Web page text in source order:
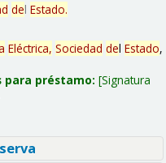
del Estado.
Eléctrica, Sociedad del Estado,
para préstamo: Signatura